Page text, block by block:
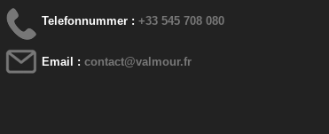
Telefonnummer :+33 545 708 080
Email :contact@valmour.fr